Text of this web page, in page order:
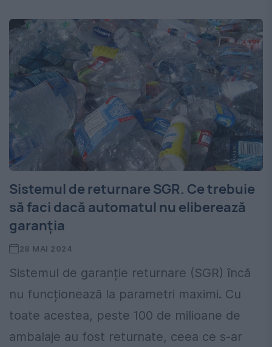
Sistemul de returnare SGR. Ce trebuie
să faci dacă automatul nu eliberează
garanția
28 MAI 2024
Sistemul de garanție returnare (SGR) încă
nu funcționează la parametri maximi. Cu
toate acestea, peste 100 de milioane de
ambalaje au fost returnate, ceea ce s-ar